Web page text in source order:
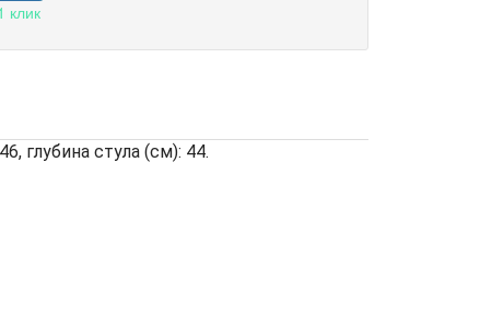
клик
глубина стула (см): 44.